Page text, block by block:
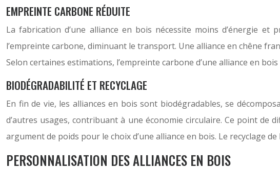
EMPREINTE CARBONE RÉDUITE
La fabrication d’une alliance en bois nécessite moins d’énergie
l’empreinte carbone, diminuant le transport. Une alliance en chêne
Selon certaines estimations, l’empreinte carbone d’une alliance en
BIODÉGRADABILITÉ ET RECYCLAGE
En fin de vie, les alliances en bois sont biodégradables, se
d’autres usages, contribuant à une économie circulaire. Ce point de
argument de poids pour le choix d’une alliance en bois. Le recyclage
PERSONNALISATION DES ALLIANCES EN BOIS